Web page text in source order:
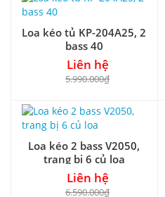
Loa kéo tủ KP-204A25, 2
bass 40
Liên hệ
5.990.000₫
Loa kéo 2 bass V2050,
trang bị 6 củ loa
Liên hệ
6.590.000₫